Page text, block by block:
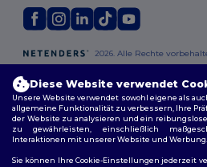
2026. Alle Rechte
Datenschutzbestimmungen|Cookie-
Berlin| Hamburg|München | Köln|
Stuttgart| Düsseldorf| Bremen
Diese Website verwendet
Unsere Website verwendet sowohl eigene als
allgemeine Funktionalität zu verbessern, Ihre
der Website zu analysieren und ein
zu gewährleisten, einschließlich
Interaktionen mit unserer Website und Werbung.
Sie können Ihre Cookie-Einstellungen jederzeit